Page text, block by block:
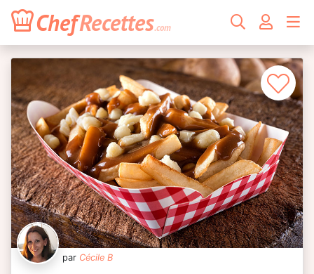
ChefRecettes.com
par Cécile B